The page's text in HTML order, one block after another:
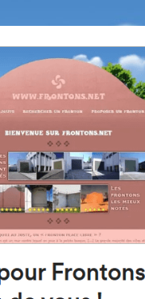
UN FRONTÓN
Plaza 9